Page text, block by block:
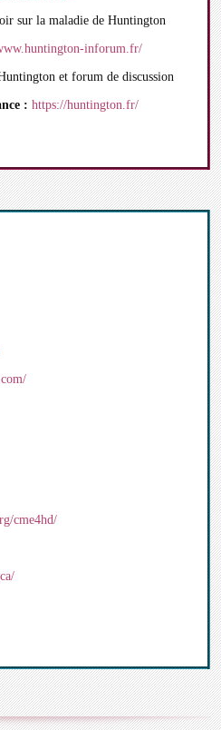
sur la maladie de Huntington
inforum.fr/
et forum de discussion
: https://huntington.fr/
cme4hd/